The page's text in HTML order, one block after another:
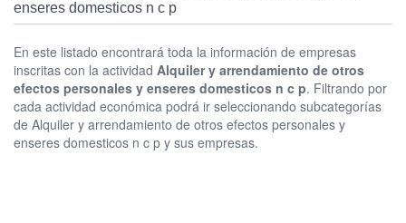
enseres domesticos n c p
En este listado encontrará toda la información de empresas
inscritas con la actividad Alquiler y arrendamiento de otros
efectos personales y enseres domesticos n c p. Filtrando por
cada actividad económica podrá ir seleccionando subcategorías
de Alquiler y arrendamiento de otros efectos personales y
enseres domesticos n c p y sus empresas.